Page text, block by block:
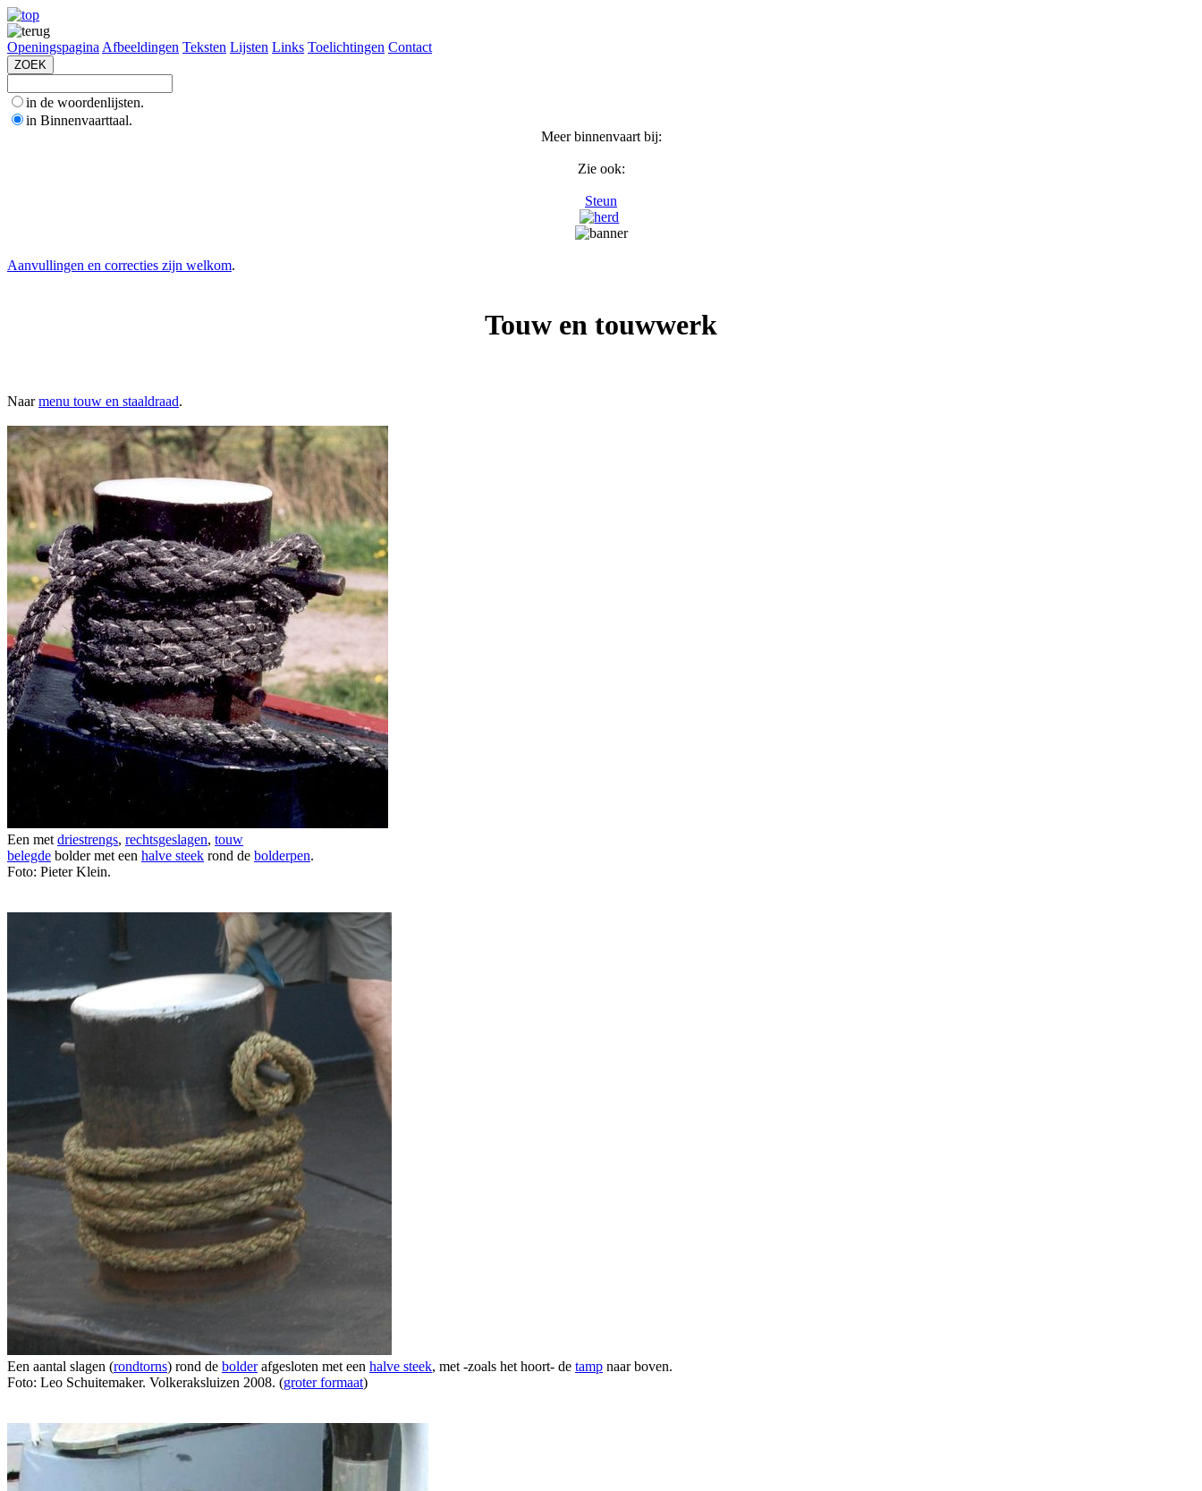
Openingspagina Afbeeldingen Teksten Lijsten Links Toelichtingen Contact
in de woordenlijsten.
in Binnenvaarttaal.
Meer binnenvaart bij:
Zie ook:
Steun
Aanvullingen en correcties zijn welkom.
Touw en touwwerk
Naarmenu touw en staaldraad.
Een met driestrengs, rechtsgeslagen, touw
belegde bolder met een halve steek rond de bolderpen.
Foto: Pieter Klein.
Een aantal slagen (rondtorns) rond de bolderafgesloten met een halve steek, met -zoals het hoort- de tamp naar boven.
Foto: Leo Schuitemaker. Volkeraksluizen 2008. (groter formaat)